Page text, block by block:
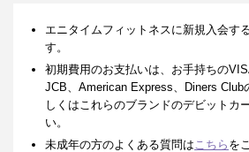
エニタイムフィットネスに新規入会す
す。
初期費用のお支払いは、お手持ちの
JCB、American Express、Diners Club
しくはこれらのブランドのデビットカ
い。
未成年の方のよくある質問はこちら を